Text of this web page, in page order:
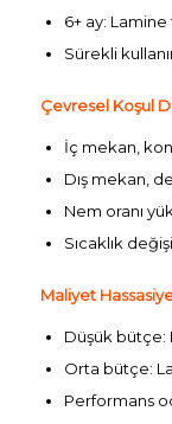
6+ ay:
Sürekli
Çevresel Koşul
İç mekan,
Dış mekan,
Nem oranı
Sıcaklık
Maliyet
Düşük bütçe:
Orta bütçe:
Performans